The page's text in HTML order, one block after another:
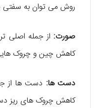
روش می توان به
صورت: از جمله اصلی
کاهش چین و چروک
دست ها: دست ها از
کاهش چروک های ریز